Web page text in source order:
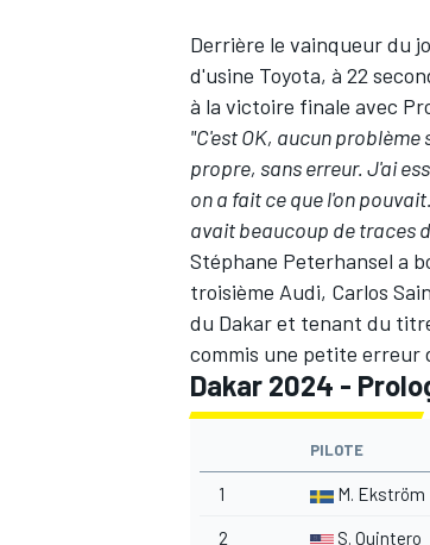
Derrière le vainqueur du
d'usine Toyota, à 22
à la victoire finale avec
"C'est OK, aucun problème
propre, sans erreur. J'ai
on a fait ce que l'on
avait beaucoup de traces
Stéphane Peterhansel a
troisième Audi, Carlos
du Dakar et tenant du
commis une petite erreur
Dakar 2024 -
PILOTE
1 M. Ekström
2 S. Quintero